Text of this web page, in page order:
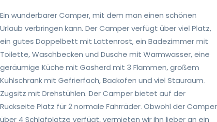
Ein wunderbarer Camper, mit dem man einen schönen
Urlaub verbringen kann. Der Camper verfügt über viel Platz,
ein gutes Doppelbett mit Lattenrost, ein Badezimmer mit
Toilette, Waschbecken und Dusche mit Warmwasser, eine
geräumige Küche mit Gasherd mit 3 Flammen, großem
Kühlschrank mit Gefrierfach, Backofen und viel Stauraum.
Zugsitz mit Drehstühlen. Der Camper bietet auf der
Rückseite Platz für 2 normale Fahrräder. Obwohl der Camper
über 4 Schlafplätze verfügt, vermieten wir ihn lieber an ein